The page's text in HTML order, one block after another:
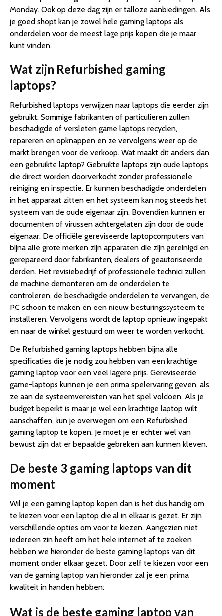
Monday. Ook op deze dag zijn er talloze aanbiedingen. Als
je goed shopt kan je zowel hele gaming laptops als
onderdelen voor de meest lage prijs kopen die je maar
kunt vinden.
Wat zijn Refurbished gaming
laptops?
Refurbished laptops verwijzen naar laptops die eerder zijn
gebruikt. Sommige fabrikanten of particulieren zullen
beschadigde of versleten game laptops recyclen,
repareren en opknappen en ze vervolgens weer op de
markt brengen voor de verkoop. Wat maakt dit anders dan
een gebruikte laptop? Gebruikte laptops zijn oude laptops
die direct worden doorverkocht zonder professionele
reiniging en inspectie. Er kunnen beschadigde onderdelen
in het apparaat zitten en het systeem kan nog steeds het
systeem van de oude eigenaar zijn. Bovendien kunnen er
documenten of virussen achtergelaten zijn door de oude
eigenaar. De officiële gereviseerde laptopcomputers van
bijna alle grote merken zijn apparaten die zijn gereinigd en
gerepareerd door fabrikanten, dealers of geautoriseerde
derden. Het revisiebedrijf of professionele technici zullen
de machine demonteren om de onderdelen te
controleren, de beschadigde onderdelen te vervangen, de
PC schoon te maken en een nieuw besturingssysteem te
installeren. Vervolgens wordt de laptop opnieuw ingepakt
en naar de winkel gestuurd om weer te worden verkocht.
De Refurbished gaming laptops hebben bijna alle
specificaties die je nodig zou hebben van een krachtige
gaming laptop voor een veel lagere prijs. Gereviseerde
game-laptops kunnen je een prima spelervaring geven, als
ze aan de systeemvereisten van het spel voldoen. Als je
budget beperkt is maar je wel een krachtige laptop wilt
aanschaffen, kun je overwegen om een Refurbished
gaming laptop te kopen. Je moet je er echter wel van
bewust zijn dat er bepaalde gebreken aan kunnen kleven.
De beste 3 gaming laptops van dit
moment
Wil je een gaming laptop kopen dan is het dus handig om
te kiezen voor een laptop die al in elkaar is gezet. Er zijn
verschillende opties om voor te kiezen. Aangezien niet
iedereen zin heeft om het hele internet af te zoeken
hebben we hieronder de beste gaming laptops van dit
moment onder elkaar gezet. Door zelf te kiezen voor een
van de gaming laptop van hieronder zal je een prima
kwaliteit in handen hebben:
Wat is de beste gaming laptop van